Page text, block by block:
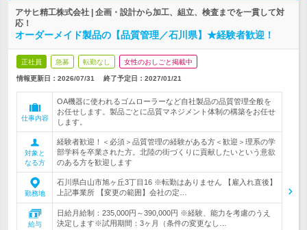
アサヒ精工株式会社 | 企画・設計から加工、組立、検査までを一貫して対
応！
オーダーメイド製品の【品質管理／石川県】★経験者歓迎！
正社員 急募 転勤なし 女性のおしごと掲載中
情報更新日：2026/07/31 終了予定日： 2027/01/21
仕事内容
OA機器に使われるゴムローラーなど自社製品の品質管理全般を
お任せします。製品ごとに品質マネジメント体制の構築をお任せ
します。
対象と
なる方
経験者歓迎！＜必須＞品質管理の経験がある方＜歓迎＞理系の学
部学科を卒業された方。北陸の街づくりに貢献したいという意欲
のある方を歓迎します
勤務地
石川県白山市旭ヶ丘3丁目16 ※転勤はありません 【雇入れ直後】
上記事業所 【変更の範囲】会社の定…
給与
日給月給制：235,000円～390,000円 ※経験、能力を考慮のうえ
決定します※試用期間：3ヶ月（条件の変更なし…